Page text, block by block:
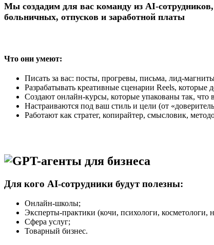
Мы создадим для вас команду из AI-
больничных, отпусков и заработной платы
Что они умеют:
Писать за вас: посты, прогревы, письма, лид-
Разрабатывать креативные сценарии Reels, которые
Создают онлайн-курсы, которые упакованы так, что
Настраиваются под ваш стиль и цели (от
Работают как стратег, копирайтер, смысловик,
Для кого AI-сотрудники будут полезны:
Онлайн-школы;
Эксперты-практики (кочи, психологи, косметологи,
Сфера услуг;
Товарный бизнес.